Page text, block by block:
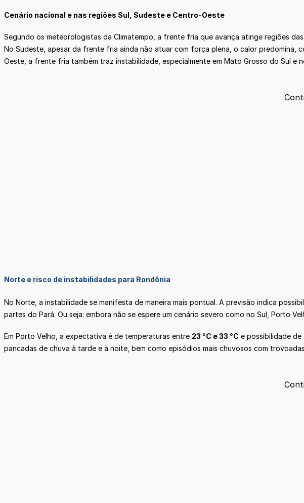
Cenário nacional e nas regiões Sul, Sudeste e Centro-Oeste
Segundo os meteorologistas da Climatempo, a frente fria que avança atinge regiões
No Sudeste, apesar da frente fria ainda não atuar com força plena, o calor predomina,
Oeste, a frente fria também traz instabilidade, especialmente em Mato Grosso do Sul e
Norte e risco de instabilidades para Rondônia
No Norte, a instabilidade se manifesta de maneira mais pontual. A previsão indica
partes do Pará. Ou seja: embora não se espere um cenário severo como no Sul, Porto
Em Porto Velho, a expectativa é de temperaturas entre 23 °C e 33 °C e possibilidade de
pancadas de chuva à tarde e à noite, bem como episódios mais chuvosos com